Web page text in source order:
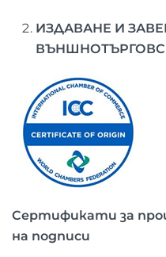
ИЗДАВАНЕ И
Сертификати за
на подписи